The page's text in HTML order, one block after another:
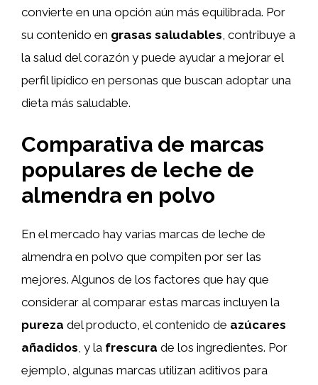
convierte en una opción aún más equilibrada. Por
su contenido en grasas saludables , contribuye a
la salud del corazón y puede ayudar a mejorar el
perfil lipídico en personas que buscan adoptar una
dieta más saludable.
Comparativa de marcas
populares de leche de
almendra en polvo
En el mercado hay varias marcas de leche de
almendra en polvo que compiten por ser las
mejores. Algunos de los factores que hay que
considerar al comparar estas marcas incluyen la
pureza del producto, el contenido de azúcares
añadidos, y la frescura de los ingredientes. Por
ejemplo, algunas marcas utilizan aditivos para